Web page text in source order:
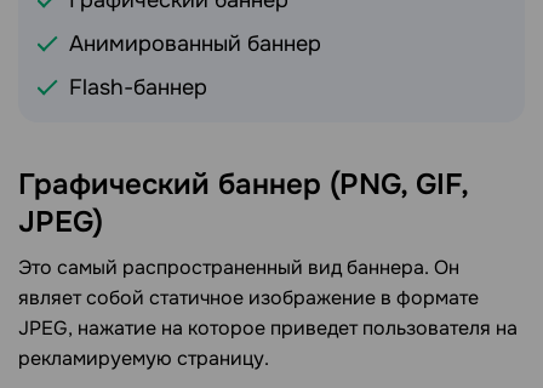
Анимированный баннер
Flash-баннер
Графический баннер (PNG, GIF,
JPEG)
Это самый распространенный вид баннера. Он
являет собой статичное изображение в формате
JPEG, нажатие на которое приведет пользователя на
рекламируемую страницу.